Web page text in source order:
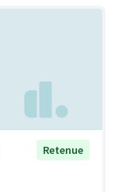
Retenue